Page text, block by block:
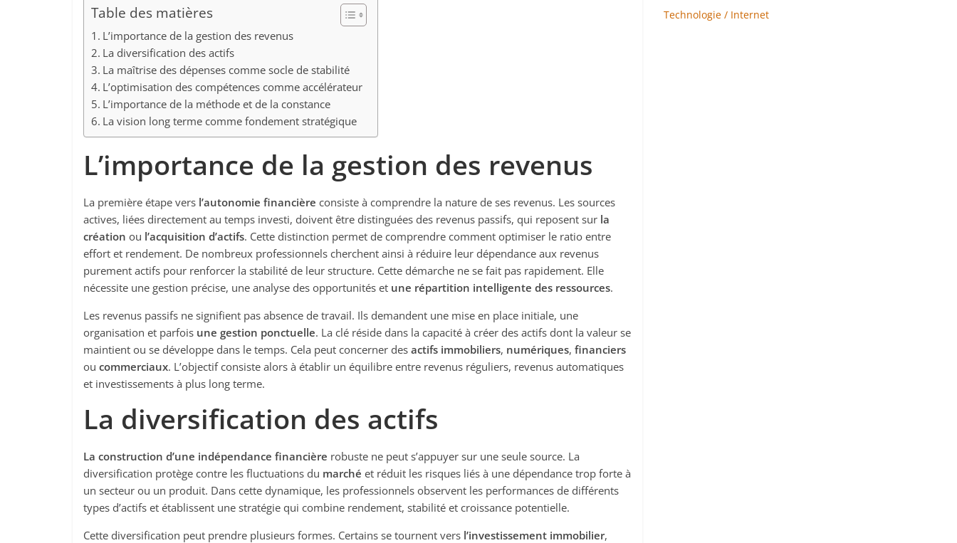
Table des matières
L’importance de la gestion des revenus
La diversification des actifs
La maîtrise des dépenses comme socle de stabilité
L’optimisation des compétences comme accélérateur
L’importance de la méthode et de la constance
La vision long terme comme fondement stratégique
L’importance de la gestion des revenus
La première étape vers l’autonomie financière consiste à comprendre la nature de ses revenus. Les sources
actives, liées directement au temps investi, doivent être distinguées des revenus passifs, qui reposent sur la
création ou l’acquisition d’actifs. Cette distinction permet de comprendre comment optimiser le ratio entre
effort et rendement. De nombreux professionnels cherchent ainsi à réduire leur dépendance aux revenus
purement actifs pour renforcer la stabilité de leur structure. Cette démarche ne se fait pas rapidement. Elle
nécessite une gestion précise, une analyse des opportunités et une répartition intelligente des ressources.
Les revenus passifs ne signifient pas absence de travail. Ils demandent une mise en place initiale, une
organisation et parfois une gestion ponctuelle. La clé réside dans la capacité à créer des actifs dont la valeur se
maintient ou se développe dans le temps. Cela peut concerner des actifs immobiliers, numériques, financiers
ou commerciaux. L’objectif consiste alors à établir un équilibre entre revenus réguliers, revenus automatiques
et investissements à plus long terme.
La diversification des actifs
La construction d’une indépendance financière robuste ne peut s’appuyer sur une seule source. La
diversification protège contre les fluctuations du marché et réduit les risques liés à une dépendance trop forte à
un secteur ou un produit. Dans cette dynamique, les professionnels observent les performances de différents
types d’actifs et établissent une stratégie qui combine rendement, stabilité et croissance potentielle.
Cette diversification peut prendre plusieurs formes. Certains se tournent vers l’investissement immobilier,
Technologie / Internet